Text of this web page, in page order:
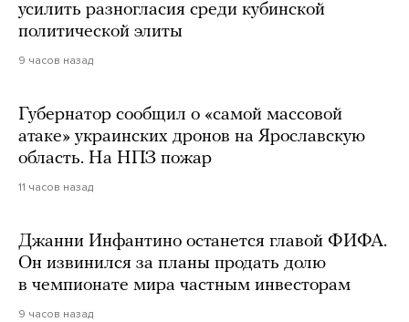
усилить разногласия среди кубинской
политической элиты
9 часов назад
Губернатор сообщил о «самой массовой
атаке» украинских дронов на Ярославскую
область. На НПЗ пожар
11 часов назад
Джанни Инфантино останется главой ФИФА.
Он извинился за планы продать долю
в чемпионате мира частным инвесторам
9 часов назад